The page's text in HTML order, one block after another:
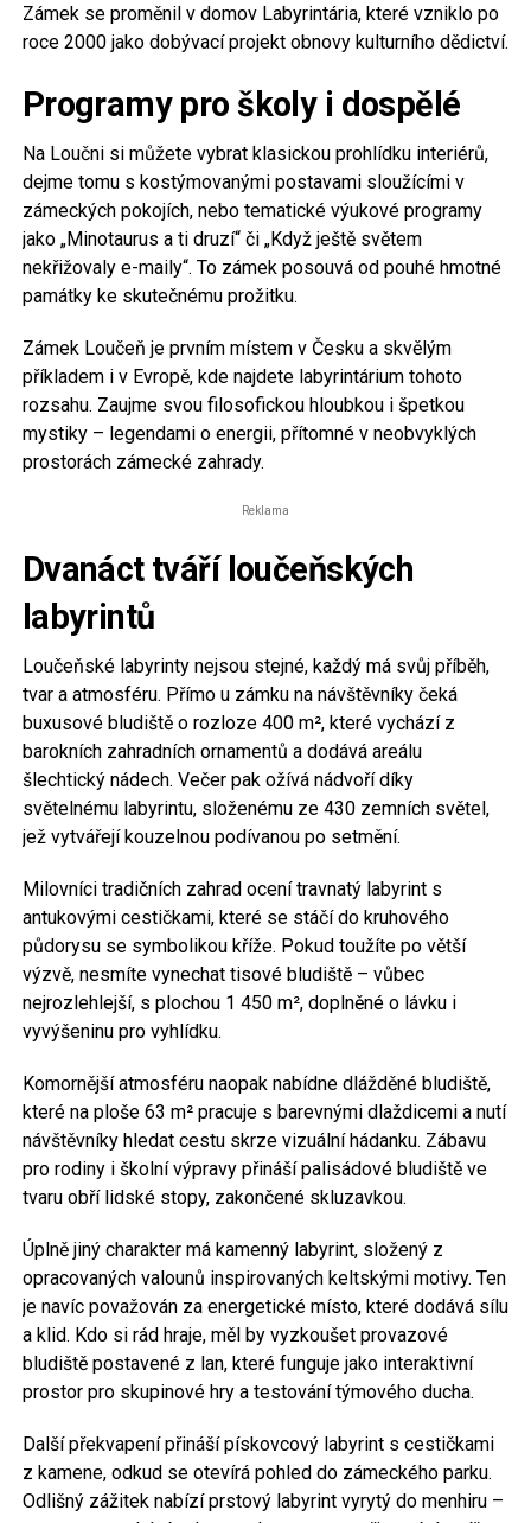
Zámek se proměnil v domov Labyrintária, které vzniklo po
roce 2000 jako dobývací projekt obnovy kulturního dědictví.
Programy pro školy i dospělé
Na Loučni si můžete vybrat klasickou prohlídku interiérů,
dejme tomu s kostýmovanými postavami sloužícími v
zámeckých pokojích, nebo tematické výukové programy
jako „Minotaurus a ti druzí“ či „Když ještě světem
nekřižovaly e-maily“. To zámek posouvá od pouhé hmotné
památky ke skutečnému prožitku.
Zámek Loučeň je prvním místem v Česku a skvělým
příkladem i v Evropě, kde najdete labyrintárium tohoto
rozsahu. Zaujme svou filosofickou hloubkou i špetkou
mystiky – legendami o energii, přítomné v neobvyklých
prostorách zámecké zahrady.
Reklama
Dvanáct tváří loučeňských
labyrintů
Loučeňské labyrinty nejsou stejné, každý má svůj příběh,
tvar a atmosféru. Přímo u zámku na návštěvníky čeká
buxusové bludiště o rozloze 400 m², které vychází z
barokních zahradních ornamentů a dodává areálu
šlechtický nádech. Večer pak ožívá nádvoří díky
světelnému labyrintu, složenému ze 430 zemních světel,
jež vytvářejí kouzelnou podívanou po setmění.
Milovníci tradičních zahrad ocení travnatý labyrint s
antukovými cestičkami, které se stáčí do kruhového
půdorysu se symbolikou kříže. Pokud toužíte po větší
výzvě, nesmíte vynechat tisové bludiště – vůbec
nejrozlehlejší, s plochou 1 450 m², doplněné o lávku i
vyvýšeninu pro vyhlídku.
Komornější atmosféru naopak nabídne dlážděné bludiště,
které na ploše 63 m² pracuje s barevnými dlaždicemi a nutí
návštěvníky hledat cestu skrze vizuální hádanku. Zábavu
pro rodiny i školní výpravy přináší palisádové bludiště ve
tvaru obří lidské stopy, zakončené skluzavkou.
Úplně jiný charakter má kamenný labyrint, složený z
opracovaných valounů inspirovaných keltskými motivy. Ten
je navíc považován za energetické místo, které dodává sílu
a klid. Kdo si rád hraje, měl by vyzkoušet provazové
bludiště postavené z lan, které funguje jako interaktivní
prostor pro skupinové hry a testování týmového ducha.
Další překvapení přináší pískovcový labyrint s cestičkami
z kamene, odkud se otevírá pohled do zámeckého parku.
Odlišný zážitek nabízí prstový labyrint vyrytý do menhiru –